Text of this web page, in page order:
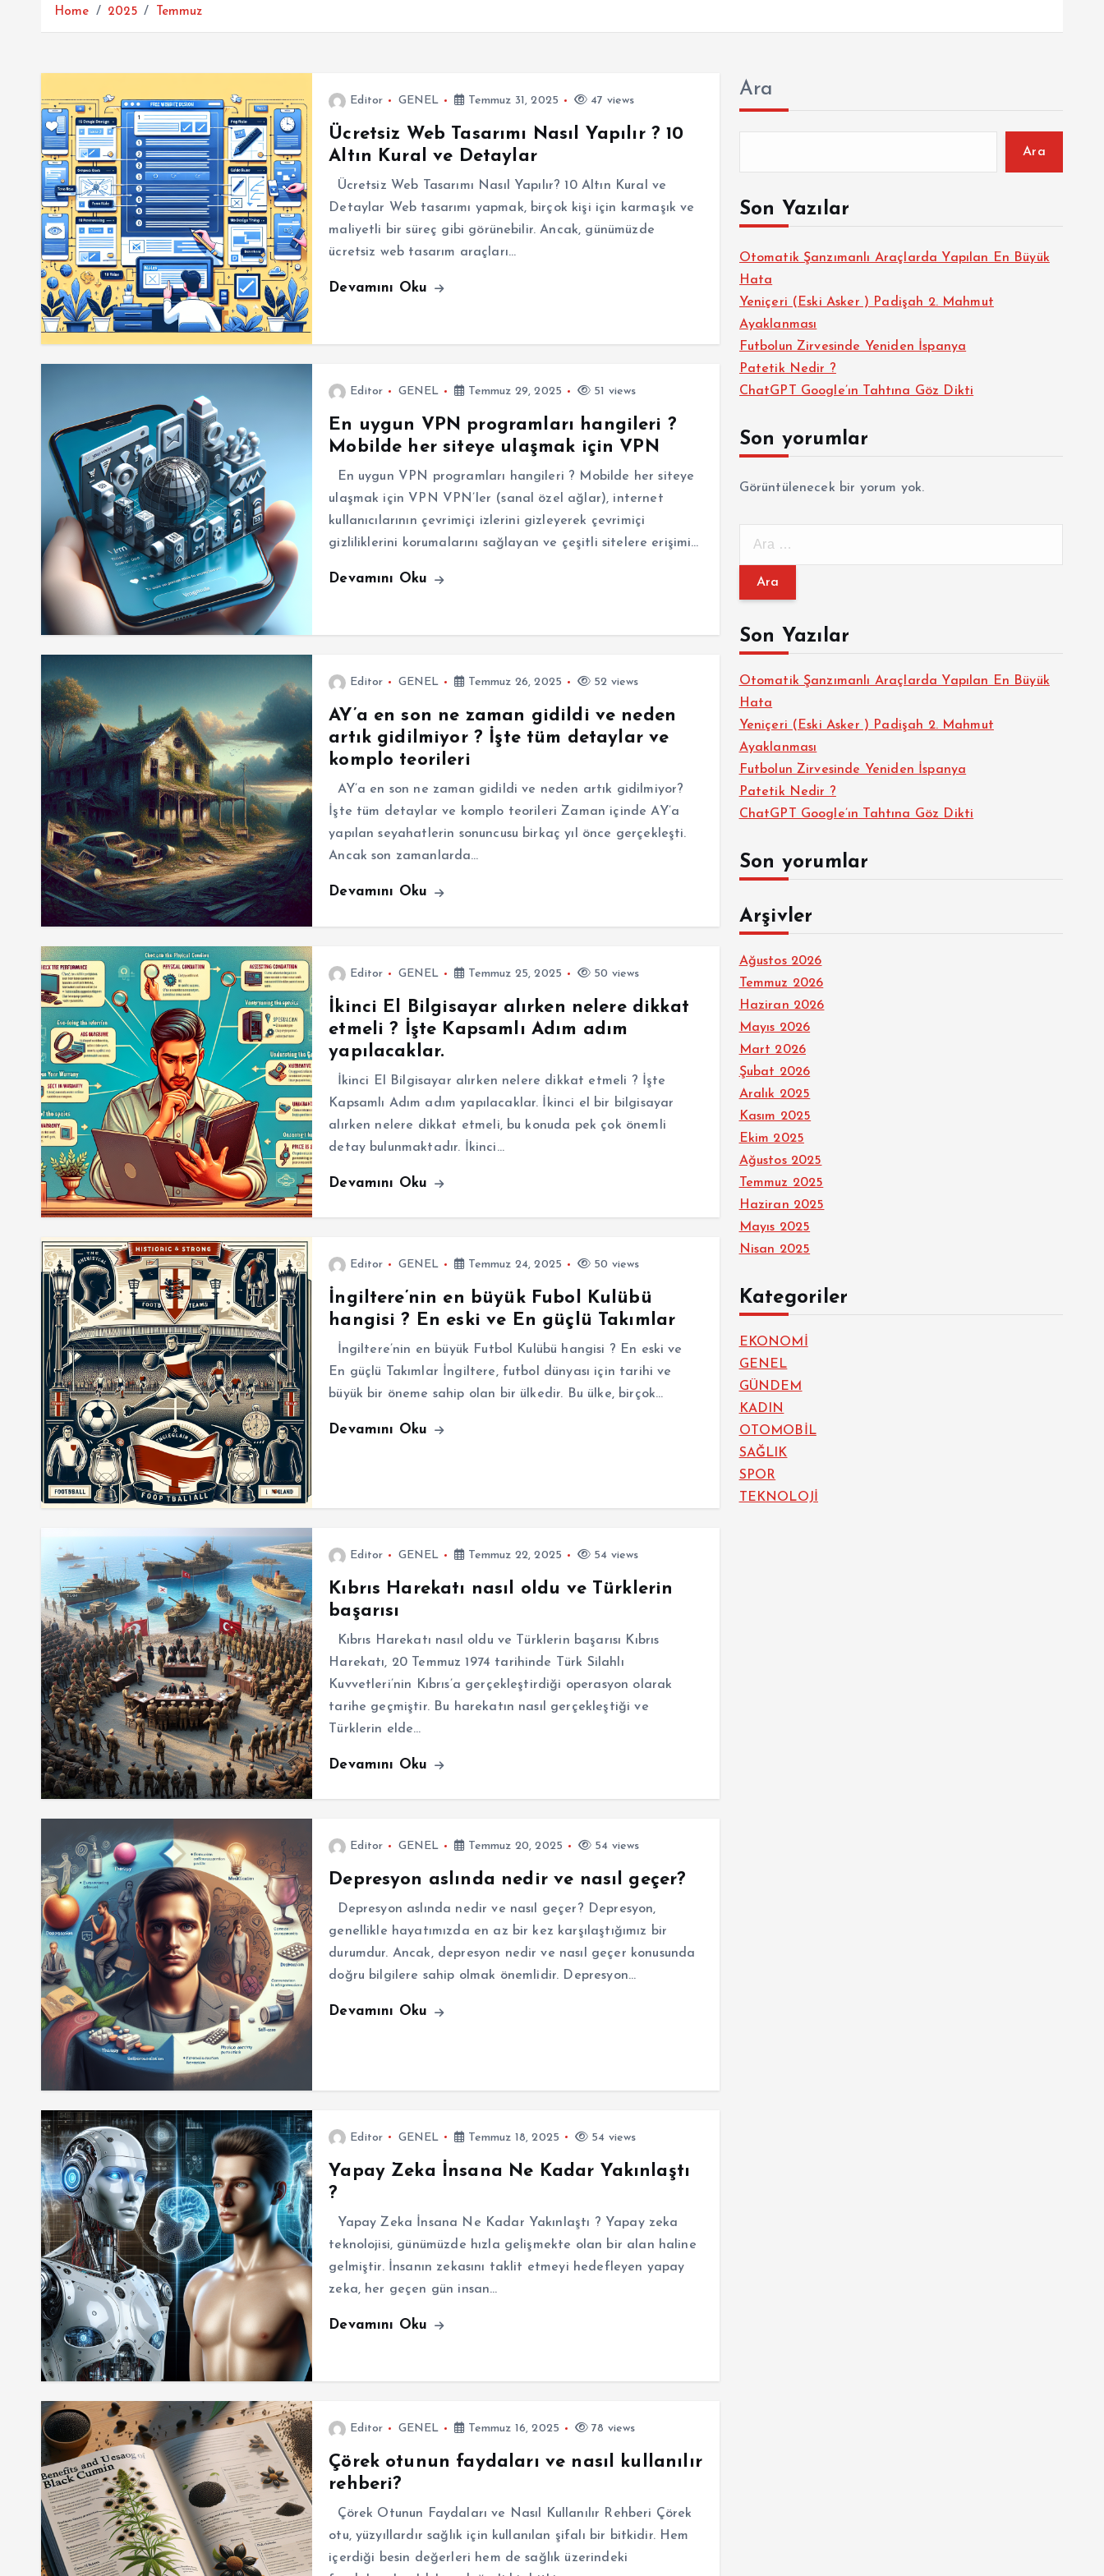
Home 2025 Temmuz
Editor GENEL Temmuz 31, 2025 47 views
Ücretsiz Web Tasarımı Nasıl Yapılır ? 10
Altın Kural ve Detaylar
Ücretsiz Web Tasarımı Nasıl Yapılır? 10 Altın Kural ve
Detaylar Web tasarımı yapmak, birçok kişi için karmaşık ve
maliyetli bir süreç gibi görünebilir. Ancak, günümüzde
ücretsiz web tasarım araçları…
Devamını Oku
Editor GENEL Temmuz 29, 2025 51 views
En uygun VPN programları hangileri ?
Mobilde her siteye ulaşmak için VPN
En uygun VPN programları hangileri ? Mobilde her siteye
ulaşmak için VPN VPN’ler (sanal özel ağlar), internet
kullanıcılarının çevrimiçi izlerini gizleyerek çevrimiçi
gizliliklerini korumalarını sağlayan ve çeşitli sitelere erişimi…
Devamını Oku
Editor GENEL Temmuz 26, 2025 52 views
AY’a en son ne zaman gidildi ve neden
artık gidilmiyor ? İşte tüm detaylar ve
komplo teorileri
AY’a en son ne zaman gidildi ve neden artık gidilmiyor?
İşte tüm detaylar ve komplo teorileri Zaman içinde AY’a
yapılan seyahatlerin sonuncusu birkaç yıl önce gerçekleşti.
Ancak son zamanlarda…
Devamını Oku
Editor GENEL Temmuz 25, 2025 50 views
İkinci El Bilgisayar alırken nelere dikkat
etmeli ? İşte Kapsamlı Adım adım
yapılacaklar.
İkinci El Bilgisayar alırken nelere dikkat etmeli ? İşte
Kapsamlı Adım adım yapılacaklar. İkinci el bir bilgisayar
alırken nelere dikkat etmeli, bu konuda pek çok önemli
detay bulunmaktadır. İkinci…
Devamını Oku
Editor GENEL Temmuz 24, 2025 50 views
İngiltere’nin en büyük Fubol Kulübü
hangisi ? En eski ve En güçlü Takımlar
İngiltere’nin en büyük Futbol Kulübü hangisi ? En eski ve
En güçlü Takımlar İngiltere, futbol dünyası için tarihi ve
büyük bir öneme sahip olan bir ülkedir. Bu ülke, birçok…
Devamını Oku
Editor GENEL Temmuz 22, 2025 54 views
Kıbrıs Harekatı nasıl oldu ve Türklerin
başarısı
Kıbrıs Harekatı nasıl oldu ve Türklerin başarısı Kıbrıs
Harekatı, 20 Temmuz 1974 tarihinde Türk Silahlı
Kuvvetleri’nin Kıbrıs’a gerçekleştirdiği operasyon olarak
tarihe geçmiştir. Bu harekatın nasıl gerçekleştiği ve
Türklerin elde…
Devamını Oku
Editor GENEL Temmuz 20, 2025 54 views
Depresyon aslında nedir ve nasıl geçer?
Depresyon aslında nedir ve nasıl geçer? Depresyon,
genellikle hayatımızda en az bir kez karşılaştığımız bir
durumdur. Ancak, depresyon nedir ve nasıl geçer konusunda
doğru bilgilere sahip olmak önemlidir. Depresyon…
Devamını Oku
Editor GENEL Temmuz 18, 2025 54 views
Yapay Zeka İnsana Ne Kadar Yakınlaştı
?
Yapay Zeka İnsana Ne Kadar Yakınlaştı ? Yapay zeka
teknolojisi, günümüzde hızla gelişmekte olan bir alan haline
gelmiştir. İnsanın zekasını taklit etmeyi hedefleyen yapay
zeka, her geçen gün insan…
Devamını Oku
Editor GENEL Temmuz 16, 2025 78 views
Çörek otunun faydaları ve nasıl kullanılır
rehberi?
Çörek Otunun Faydaları ve Nasıl Kullanılır Rehberi Çörek
otu, yüzyıllardır sağlık için kullanılan şifalı bir bitkidir. Hem
içerdiği besin değerleri hem de sağlık üzerindeki
Ara
Ara
Son Yazılar
Otomatik Şanzımanlı Araçlarda Yapılan En Büyük
Hata
Yeniçeri (Eski Asker ) Padişah 2. Mahmut
Ayaklanması
Futbolun Zirvesinde Yeniden İspanya
Patetik Nedir ?
ChatGPT Google’ın Tahtına Göz Dikti
Son yorumlar
Görüntülenecek bir yorum yok.
m
:Son Yazılar
Otomatik Şanzımanlı Araçlarda Yapılan En Büyük
Hata
Yeniçeri (Eski Asker ) Padişah 2. Mahmut
Ayaklanması
Futbolun Zirvesinde Yeniden İspanya
Patetik Nedir ?
ChatGPT Google’ın Tahtına Göz Dikti
Son yorumlar
Arşivler
Ağustos 2026
Temmuz 2026
Haziran 2026
Mayıs 2026
Mart 2026
Şubat 2026
Aralık 2025
Kasım 2025
Ekim 2025
Ağustos 2025
Temmuz 2025
Haziran 2025
Mayıs 2025
Nisan 2025
Kategoriler
EKONOMİ
GENEL
GÜNDEM
KADIN
OTOMOBİL
SAĞLIK
SPOR
TEKNOLOJİ